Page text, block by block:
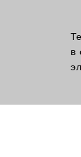
в